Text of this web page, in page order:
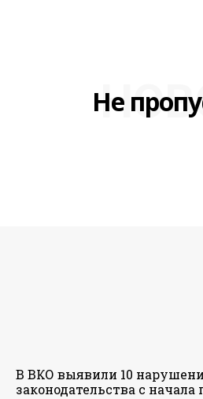
Не
В ВКО выявили 10
законодательства с начала